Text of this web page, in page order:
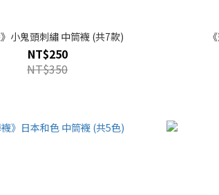
《薄襪》小鬼頭刺繡 中筒襪 (共7款)
NT$250
NT$350